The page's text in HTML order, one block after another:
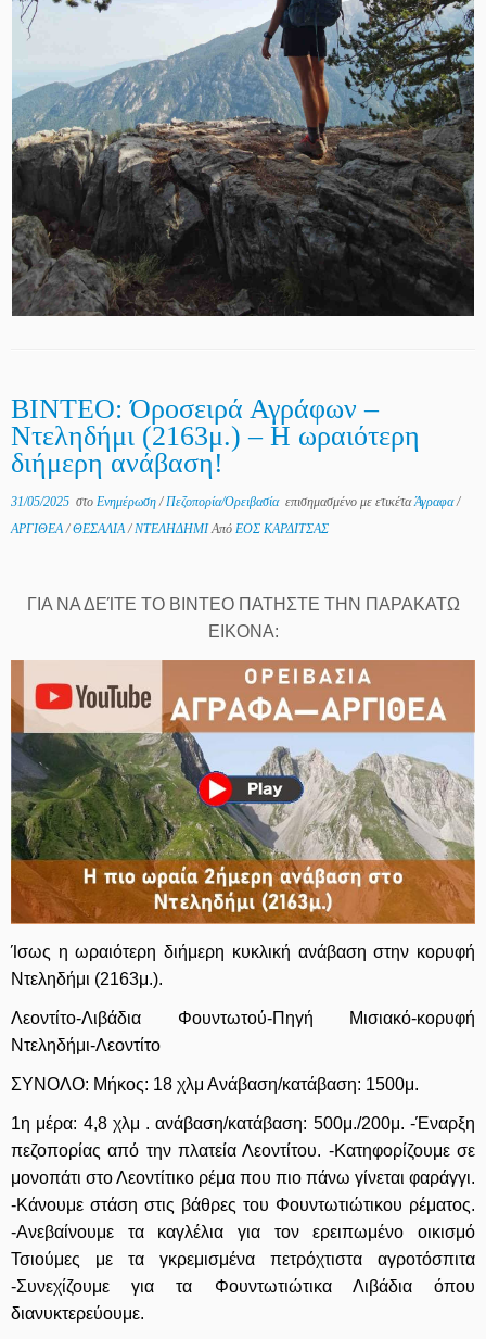
ΒΙΝΤΕΟ: Όροσειρά Αγράφων –
Ντεληδήμι (2163μ.) – Η ωραιότερη
διήμερη ανάβαση!
31/05/2025 στο Ενημέρωση/Πεζοπορία/Ορειβασία επισημασμένο με ετικέταΆγραφα/
ΑΡΓΙΘΕΑ/ΘΕΣΑΛΙΑ/ΝΤΕΛΗΔΗΜΙΑπό ΕΟΣ ΚΑΡΔΙΤΣΑΣ
ΓΙΑ ΝΑ ΔΕΊΤΕ ΤΟ ΒΙΝΤΕΟ ΠΑΤΗΣΤΕ ΤΗΝ ΠΑΡΑΚΑΤΩ
ΕΙΚΟΝΑ:
Ίσως η ωραιότερη διήμερη κυκλική ανάβαση στην κορυφή
Ντεληδήμι (2163μ.).
Λεοντίτο-Λιβάδια Φουντωτού-Πηγή Μισιακό-κορυφή
Ντεληδήμι-Λεοντίτο
ΣΥΝΟΛΟ: Μήκος: 18 χλμ Ανάβαση/κατάβαση: 1500μ.
1η μέρα: 4,8 χλμ . ανάβαση/κατάβαση: 500μ./200μ. -Έναρξη
πεζοπορίας από την πλατεία Λεοντίτου. -Κατηφορίζουμε σε
μονοπάτι στο Λεοντίτικο ρέμα που πιο πάνω γίνεται φαράγγι.
-Κάνουμε στάση στις βάθρες του Φουντωτιώτικου ρέματος.
-Ανεβαίνουμε τα καγλέλια για τον ερειπωμένο οικισμό
Τσιούμες με τα γκρεμισμένα πετρόχτιστα αγροτόσπιτα
-Συνεχίζουμε για τα Φουντωτιώτικα Λιβάδια όπου
διανυκτερεύουμε.